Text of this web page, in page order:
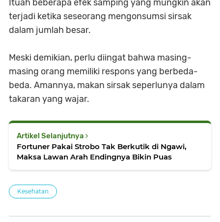
Ituah beberapa efek samping yang mungkin akan
terjadi ketika seseorang mengonsumsi sirsak
dalam jumlah besar.
Meski demikian, perlu diingat bahwa masing-
masing orang memiliki respons yang berbeda-
beda. Amannya, makan sirsak seperlunya dalam
takaran yang wajar.
Artikel Selanjutnya
Fortuner Pakai Strobo Tak Berkutik di Ngawi,
Maksa Lawan Arah Endingnya Bikin Puas
Kesehatan